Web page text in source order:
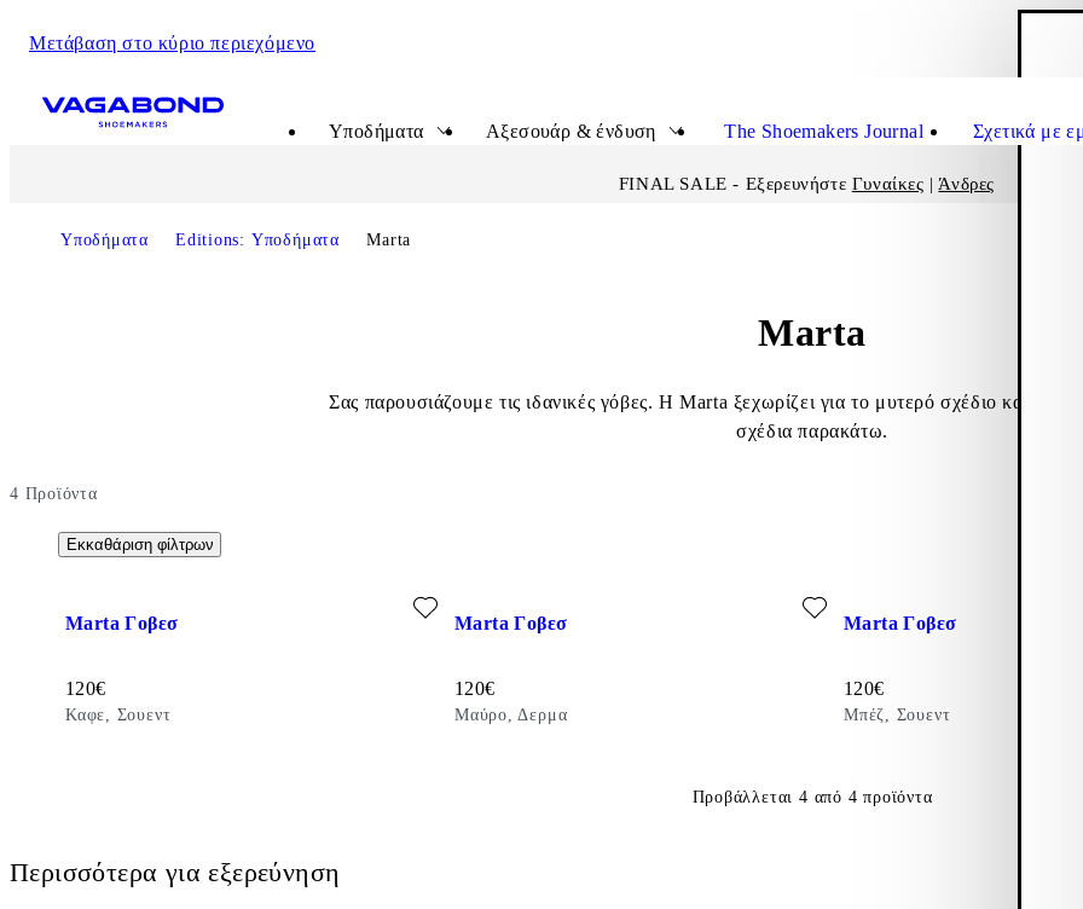
Μετάβαση στο κύριο περιεχόμενο
Υποδήματα
Αξεσουάρ & ένδυση The Shoemakers Journal Σχετικά με
FINAL SALE - Εξερευνήστε Γυναίκες |Άνδρες
Υποδήματα Editions: Υποδήματα Marta
Marta
Σας παρουσιάζουμε τις ιδανικές γόβες. Η Marta ξεχωρίζει για το μυτερό σχέδιο και το
σχέδια παρακάτω.
4 Προϊόντα
Εκκαθάριση φίλτρων
Marta Γοβεσ
Τιμή:
120€
Καφε, Σουεντ
Προσθήκη στα αγαπημένα: MARTA ΓΟΒΕΣ (Καφε, Σουεντ)
Marta Γοβεσ
Τιμή:
120€
Μαύρο, Δερμα
Προσθήκη στα αγαπημένα: MARTA ΓΟΒΕΣ (Μαύρο, Δερμα)
Marta Γοβεσ
Τιμή:
120€
Μπέζ, Σουεντ
Προσθήκη στα αγαπημένα:
Προβάλλεται 4 από 4 προϊόντα
Περισσότερα για εξερεύνηση